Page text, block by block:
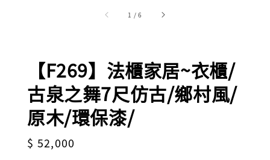
1 /6
【F269】法櫃家居~衣櫃/
古泉之舞7尺仿古/鄉村風/
原木/環保漆/
Regular
$ 52,000